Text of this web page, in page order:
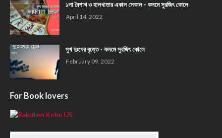
১লা বৈশাখ ও হালখাতার একাল সেকাল - কলমে সুরজিৎ কোলে
April 14, 2022
সুখ দুঃখের বৃত্তে - কলমে সুরজিৎ কোলে
February 09, 2022
For Book lovers